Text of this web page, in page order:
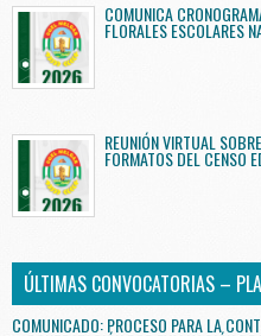
COMUNICA
FLORALES ESCOLARES
REUNIÓN VIRTUAL
FORMATOS DEL CENSO
ÚLTIMAS CONVOCATORIAS –
COMUNICADO: PROCESO PARA LA